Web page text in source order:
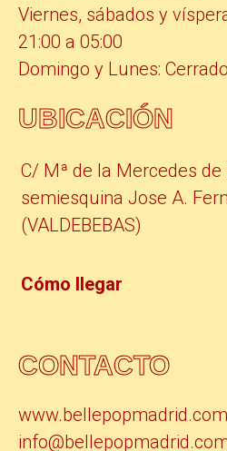
Viernes, sábados y
21:00 a 05:00
Domingo y Lunes: Cerrado
UBICACIÓN
C/ Mª de la Mercedes de
semiesquina Jose A.
(VALDEBEBAS)
Cómo llegar
CONTACTO
www.bellepopmadrid.com